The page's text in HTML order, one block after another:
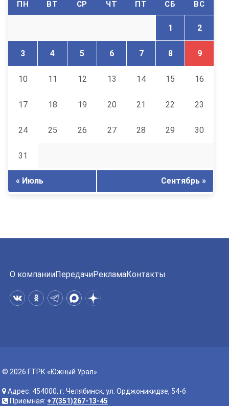
ПН ВТ СР ЧТ ПТ СБ ВС
1 2
3 4 5 6 7 8 9
10 11 12 13 14 15 16
17 18 19 20 21 22 23
24 25 26 27 28 29 30
31
« Июль Сентябрь »
О компанииПередачиРекламаКонтакты
© 2026 ГТРК «Южный Урал»
Адрес: 454000, г. Челябинск, ул. Орджоникидзе, 54-б
Приемная: +7(351)267-13-45